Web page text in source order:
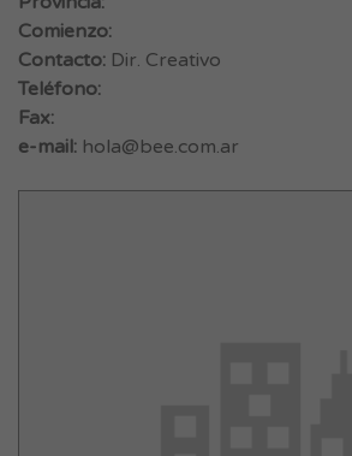
Comienzo:
Contacto: Dir. Creativo
Teléfono:
Fax:
e-mail: hola@bee.com.ar